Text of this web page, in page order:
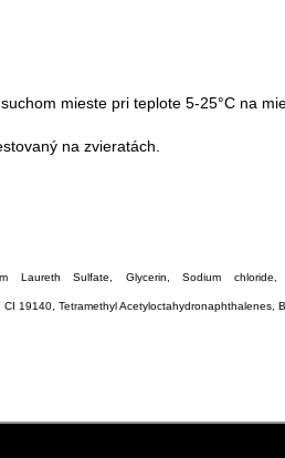
mieste pri teplote 5-25°C na
na zvieratách.
Laureth Sulfate, Glycerin, Sodium chloride,
19140, Tetramethyl Acetyloctahydronaphthalenes,